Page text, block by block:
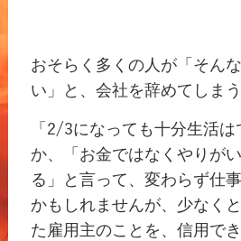
おそらく多くの人が「そん
い」と、会社を辞めてしま
「 2/3になっても十分生活は
か、「お金ではなくやりが
る」と言って、変わらず仕
かもしれませんが、少なく
た雇用主のことを、信用で